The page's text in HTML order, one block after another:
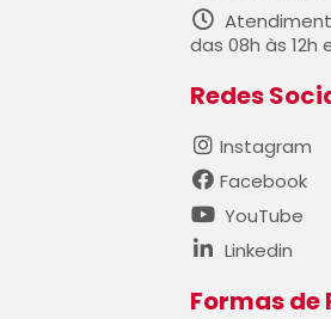
das 08h às 12h
Redes
Instagram
Facebook
YouTube
Linkedin
Formas